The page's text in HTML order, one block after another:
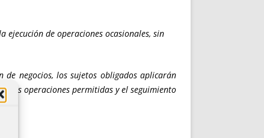
ejecución de operaciones ocasionales, sin
negocios, los sujetos obligados aplicarán
las operaciones permitidas y el seguimiento